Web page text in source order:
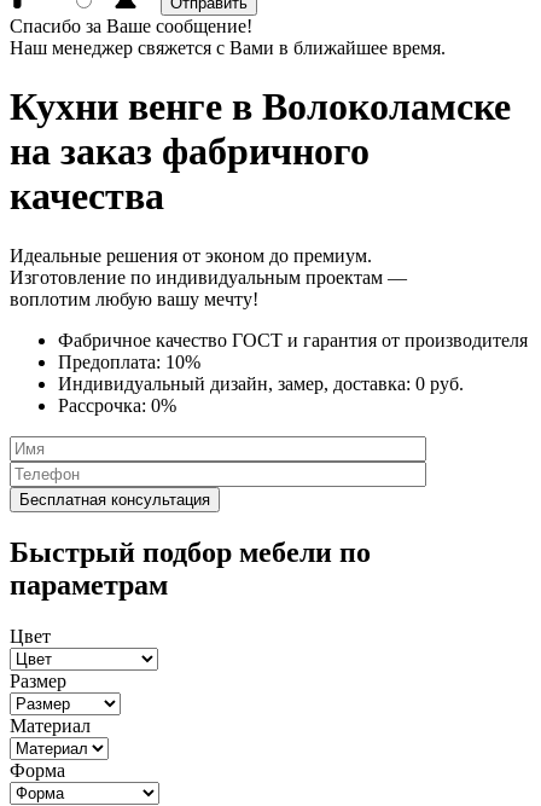
Спасибо за Ваше сообщение!
Наш менеджер свяжется с Вами в ближайшее время.
Кухни венге в Волоколамске
на заказ фабричного
качества
Идеальные решения от эконом до премиум.
Изготовление по индивидуальным проектам —
воплотим любую вашу мечту!
Фабричное качество ГОСТ и гарантия от производителя
Предоплата: 10%
Индивидуальный дизайн, замер, доставка: 0 руб.
Рассрочка: 0%
Быстрый подбор мебели по
параметрам
Цвет
Размер
Материал
Форма